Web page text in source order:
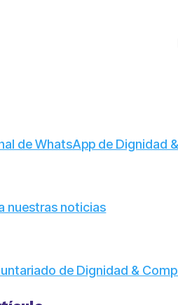
de WhatsApp de Dignidad
nuestras noticias
de Dignidad &